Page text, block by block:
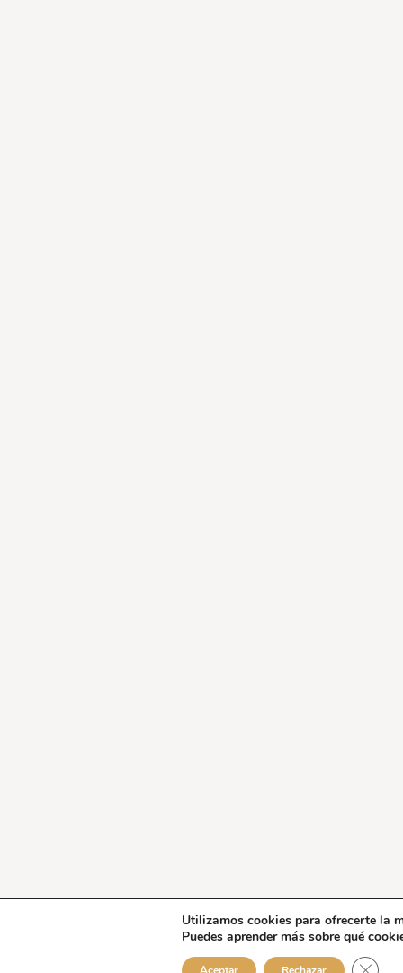
Utilizamos cookies para ofrecerte la
Puedes aprender más sobre qué
Cerrar